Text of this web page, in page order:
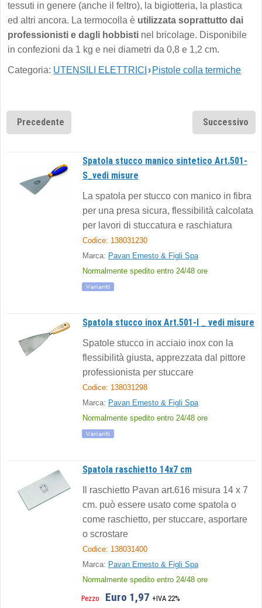
tessuti in genere (anche il feltro), la bigiotteria, la plastica
ed altri ancora. La termocolla è utilizzata soprattutto dai
professionisti e dagli hobbisti nel bricolage. Disponibile
in confezioni da 1 kg e nei diametri da 0,8 e 1,2 cm.
Categoria: UTENSILI ELETTRICI › Pistole colla termiche
Precedente Successivo
Spatola stucco manico sintetico Art.501-
S_vedi misure
La spatola per stucco con manico in fibra
per una presa sicura, flessibilità calcolata
per lavori di stuccatura e raschiatura
Codice: 138031230
Marca: Pavan Ernesto & Figli Spa
Normalmente spedito entro 24/48 ore
Spatola stucco inox Art.501-I _ vedi misure
Spatole stucco in acciaio inox con la
flessibilità giusta, apprezzata dal pittore
professionista per stuccare
Codice: 138031298
Marca: Pavan Ernesto & Figli Spa
Normalmente spedito entro 24/48 ore
Spatola raschietto 14x7 cm
Il raschietto Pavan art.616 misura 14 x 7
cm. può essere usato come spatola o
come raschietto, per stuccare, asportare
o scrostare
Codice: 138031400
Marca: Pavan Ernesto & Figli Spa
Normalmente spedito entro 24/48 ore
Pezzo Euro 1,97 +IVA 22%